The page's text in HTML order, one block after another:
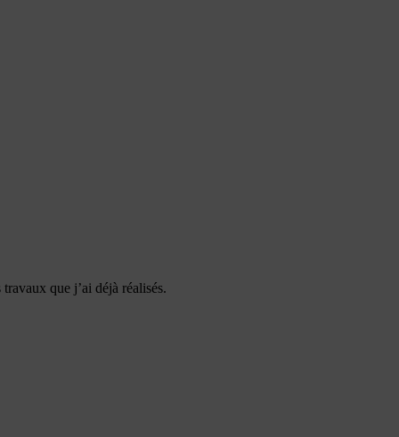
que j’ai déjà réalisés.